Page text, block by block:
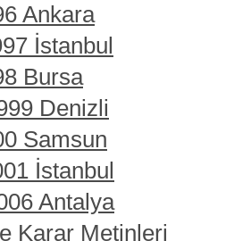
Ankara
İstanbul
Bursa
Denizli
Samsun
İstanbul
Antalya
Karar Metinleri